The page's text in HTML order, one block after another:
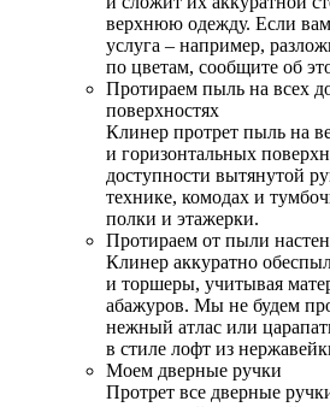
верхнюю одежду. Если вам
услуга – например,
по цветам, сообщите об
Протираем пыль на всех
поверхностях
Клинер протрет пыль на
и горизонтальных
доступности вытянутой
технике, комодах и
полки и этажерки.
Протираем от пыли
Клинер аккуратно
и торшеры, учитывая
абажуров. Мы не будем
нежный атлас или
в стиле лофт из
Моем дверные ручки
Протрет все дверные